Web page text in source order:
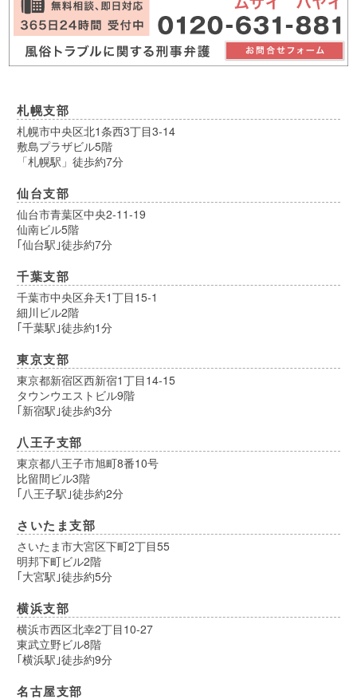
札幌支部
札幌市中央区北1条西3丁目3-14
敷島プラザビル5階
「札幌駅」徒歩約7分
仙台支部
仙台市青葉区中央2-11-19
仙南ビル5階
｢仙台駅｣徒歩約7分
千葉支部
千葉市中央区弁天1丁目15-1
細川ビル2階
｢千葉駅｣徒歩約1分
東京支部
東京都新宿区西新宿1丁目14-15
タウンウエストビル9階
｢新宿駅｣徒歩約3分
八王子支部
東京都八王子市旭町8番10号
比留間ビル3階
｢八王子駅｣徒歩約2分
さいたま支部
さいたま市大宮区下町2丁目55
明邦下町ビル2階
｢大宮駅｣徒歩約5分
横浜支部
横浜市西区北幸2丁目10-27
東武立野ビル8階
｢横浜駅｣徒歩約9分
名古屋支部